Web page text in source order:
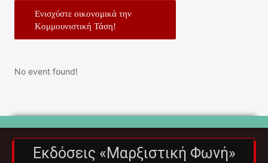
Ενισχύστε οικονομικά την
Κομμουνιστική Τάση!
No event found!
Εκδόσεις «Μαρξιστική Φωνή»